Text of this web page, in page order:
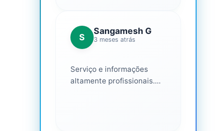
S
Sangamesh G
3 meses atrás
Serviço e informações
altamente profissionais....